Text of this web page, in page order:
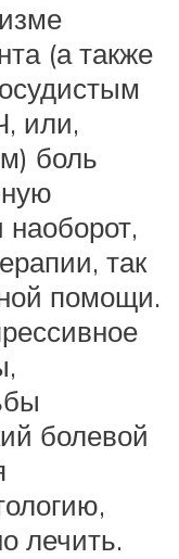
(а также
или,
боль
так
помощи.
болевой
лечить.